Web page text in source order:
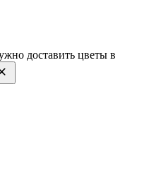
доставить цветы в